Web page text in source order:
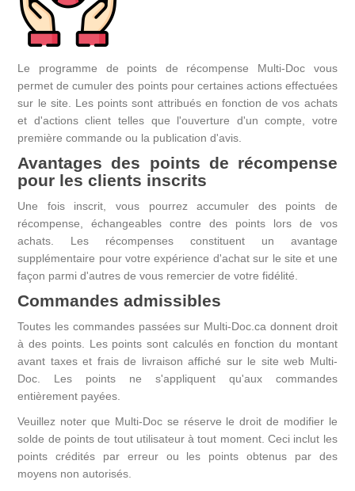
Le programme de points de récompense Multi-Doc vous
permet de cumuler des points pour certaines actions effectuées
sur le site. Les points sont attribués en fonction de vos achats
et d'actions client telles que l'ouverture d'un compte, votre
première commande ou la publication d'avis.
Avantages des points de récompense
pour les clients inscrits
Une fois inscrit, vous pourrez accumuler des points de
récompense, échangeables contre des points lors de vos
achats. Les récompenses constituent un avantage
supplémentaire pour votre expérience d'achat sur le site et une
façon parmi d'autres de vous remercier de votre fidélité.
Commandes admissibles
Toutes les commandes passées sur Multi-Doc.ca donnent droit
à des points. Les points sont calculés en fonction du montant
avant taxes et frais de livraison affiché sur le site web Multi-
Doc. Les points ne s'appliquent qu'aux commandes
entièrement payées.
Veuillez noter que Multi-Doc se réserve le droit de modifier le
solde de points de tout utilisateur à tout moment. Ceci inclut les
points crédités par erreur ou les points obtenus par des
moyens non autorisés.